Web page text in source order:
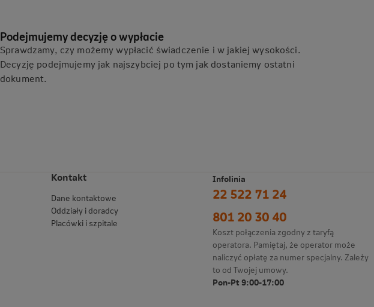
Podejmujemy decyzję o wypłacie
Sprawdzamy, czy możemy wypłacić świadczenie i w jakiej wysokości.
Decyzję podejmujemy jak najszybciej po tym jak dostaniemy ostatni
dokument.
Kontakt
Dane kontaktowe
Oddziały i doradcy
Placówki i szpitale
Infolinia
22 522 71 24
801 20 30 40
Koszt połączenia zgodny z taryfą
operatora. Pamiętaj, że operator może
naliczyć opłatę za numer specjalny. Zależy
to od Twojej umowy.
Pon-Pt 9:00-17:00